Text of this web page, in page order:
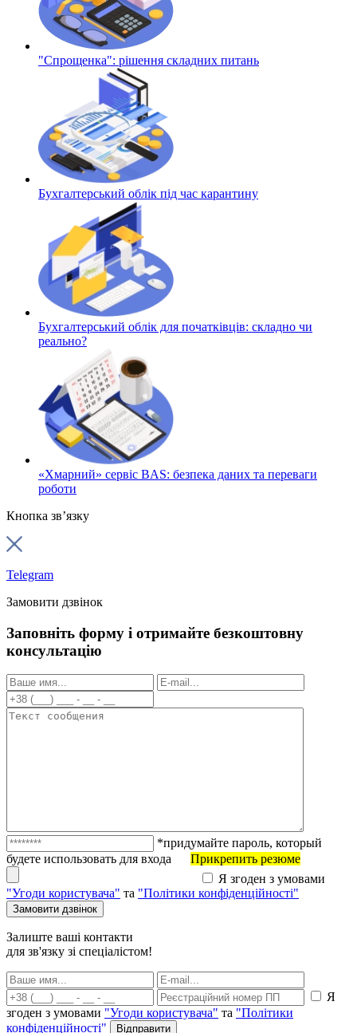
"Спрощенка": рішення складних питань
Бухгалтерський облік під час карантину
Бухгалтерський облік для початківців: складно чи
реально?
«Хмарний» сервіс BAS: безпека даних та переваги
роботи
Кнопка зв’язку
Telegram
Замовити дзвінок
Заповніть форму і отримайте безкоштовну
консультацію
*придумайте пароль, который
будете использовать для входа
Прикрепить резюме
Я згоден з умовами
"Угоди користувача" та "Політики конфіденційності"
Залиште ваші контакти
для зв'язку зі спеціалістом!
Я
згоден з умовами "Угоди користувача" та "Політики
конфіденційності"